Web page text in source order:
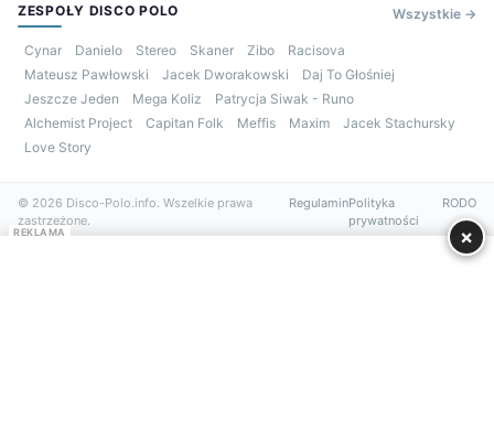
ZESPOŁY DISCO POLO Wszystkie →
Cynar Danielo Stereo Skaner Zibo
Racisova
Mateusz Pawłowski
Jacek Dworakowski
Daj To Głośniej
Jeszcze Jeden
Mega Koliz
Patrycja Siwak - Runo
Alchemist Project
Capitan Folk Meffis Maxim
Jacek Stachursky
Love Story
© 2026 Disco-Polo.info. Wszelkie prawa
zastrzeżone.
RegulaminPolityka
prywatności
RODO
REKLAMA ×